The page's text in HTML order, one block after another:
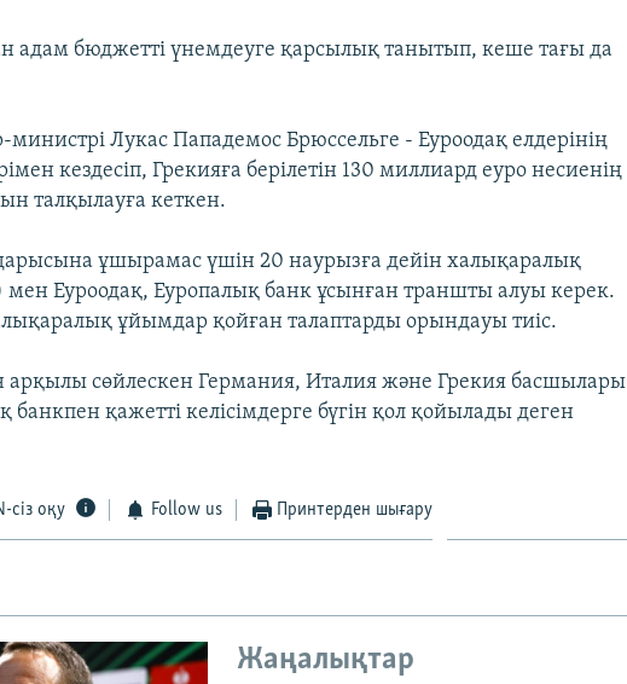
адам бюджетті үнемдеуге қарсылық танытып, кеше тағы да
Лукас Пападемос Брюссельге - Еуроодақ елдерінің
кездесіп, Грекияға берілетін 130 миллиард еуро несиенің
талқылауға кеткен.
ұшырамас үшін 20 наурызға дейін халықаралық
Еуроодақ, Еуропалық банк ұсынған траншты алуы керек.
ұйымдар қойған талаптарды орындауы тиіс.
арқылы сөйлескен Германия, Италия және Грекия басшылары
қажетті келісімдерге бүгін қол қойылады деген
сіз оқу Follow us Принтерден шығару
Жаңалықтар